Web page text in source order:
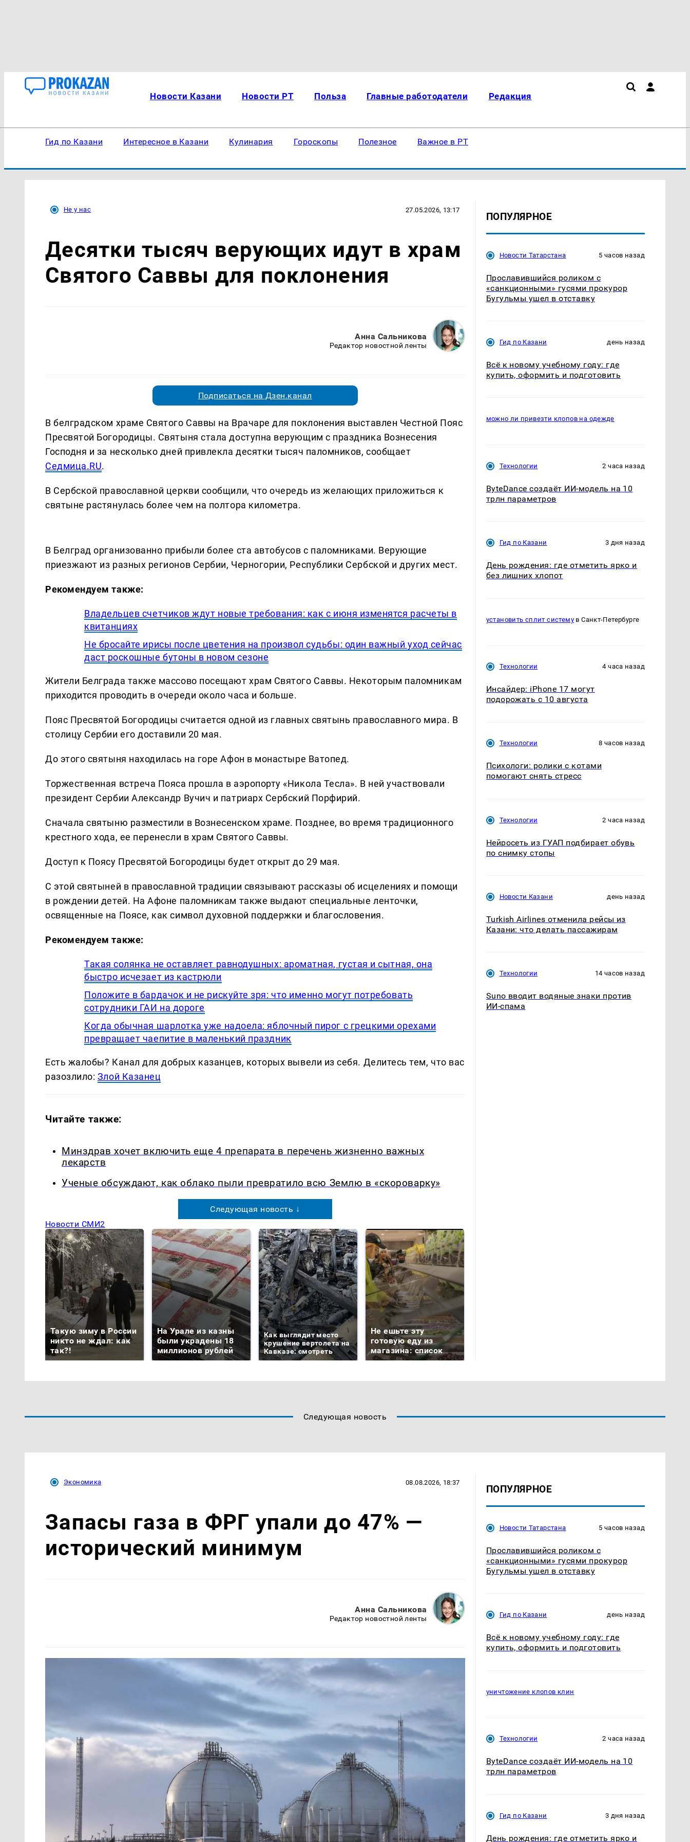
Новости Казани Новости РТ Польза Главные работодатели Редакция
Гид по Казани Интересное в Казани Кулинария Гороскопы Полезное Важное в РТ
Не у нас 27.05.2026, 13:17
Десятки тысяч верующих идут в храм
Святого Саввы для поклонения
Анна Сальникова
Редактор новостной ленты
Подписаться на Дзен.канал
В белградском храме Святого Саввы на Врачаре для поклонения выставлен Честной Пояс
Пресвятой Богородицы. Святыня стала доступна верующим с праздника Вознесения
Господня и за несколько дней привлекла десятки тысяч паломников, сообщает
Седмица.RU.
В Сербской православной церкви сообщили, что очередь из желающих приложиться к
святыне растянулась более чем на полтора километра.
В Белград организованно прибыли более ста автобусов с паломниками. Верующие
приезжают из разных регионов Сербии, Черногории, Республики Сербской и других мест.
Рекомендуем также:
Владельцев счетчиков ждут новые требования: как с июня изменятся расчеты в
квитанциях
Не бросайте ирисы после цветения на произвол судьбы: один важный уход сейчас
даст роскошные бутоны в новом сезоне
Жители Белграда также массово посещают храм Святого Саввы. Некоторым паломникам
приходится проводить в очереди около часа и больше.
Пояс Пресвятой Богородицы считается одной из главных святынь православного мира. В
столицу Сербии его доставили 20 мая.
До этого святыня находилась на горе Афон в монастыре Ватопед.
Торжественная встреча Пояса прошла в аэропорту «Никола Тесла». В ней участвовали
президент Сербии Александр Вучич и патриарх Сербский Порфирий.
Сначала святыню разместили в Вознесенском храме. Позднее, во время традиционного
крестного хода, ее перенесли в храм Святого Саввы.
Доступ к Поясу Пресвятой Богородицы будет открыт до 29 мая.
С этой святыней в православной традиции связывают рассказы об исцелениях и помощи
в рождении детей. На Афоне паломникам также выдают специальные ленточки,
освященные на Поясе, как символ духовной поддержки и благословения.
Рекомендуем также:
Такая солянка не оставляет равнодушных: ароматная, густая и сытная, она
быстро исчезает из кастрюли
Положите в бардачок и не рискуйте зря: что именно могут потребовать
сотрудники ГАИ на дороге
Когда обычная шарлотка уже надоела: яблочный пирог с грецкими орехами
превращает чаепитие в маленький праздник
Есть жалобы? Канал для добрых казанцев, которых вывели из себя. Делитеcь тем, что вас
разозлило: Злой Казанец
Читайте также:
Минздрав хочет включить еще 4 препарата в перечень жизненно важных
лекарств
Ученые обсуждают, как облако пыли превратило всю Землю в «скороварку»
Следующая новость ↓
Новости СМИ2
Такую зиму в России
никто не ждал: как
так?!
На Урале из казны
были украдены 18
миллионов рублей
Как выглядит место
крушение вертолета на
Кавказе: смотреть
Не ешьте эту
готовую еду из
магазина: список
ПОПУЛЯРНОЕ
Новости Татарстана 5 часов назад
Прославившийся роликом с
«санкционными» гусями прокурор
Бугульмы ушел в отставку
Гид по Казани день назад
Всё к новому учебному году: где
купить, оформить и подготовить
можно ли привезти клопов на одежде
Технологии 2 часа назад
ByteDance создаёт ИИ-модель на 10
трлн параметров
Гид по Казани 3 дня назад
День рождения: где отметить ярко и
без лишних хлопот
установить сплит системув Санкт-Петербурге
Технологии 4 часа назад
Инсайдер: iPhone 17 могут
подорожать с 10 августа
Технологии 8 часов назад
Психологи: ролики с котами
помогают снять стресс
Технологии 2 часа назад
Нейросеть из ГУАП подбирает обувь
по снимку стопы
Новости Казани день назад
Turkish Airlines отменила рейсы из
Казани: что делать пассажирам
Технологии 14 часов назад
Suno вводит водяные знаки против
ИИ-спама
Следующая новость
Экономика 08.08.2026, 18:37
Запасы газа в ФРГ упали до 47% —
исторический минимум
Анна Сальникова
Редактор новостной ленты
ПОПУЛЯРНОЕ
Новости Татарстана 5 часов назад
Прославившийся роликом с
«санкционными» гусями прокурор
Бугульмы ушел в отставку
Гид по Казани день назад
Всё к новому учебному году: где
купить, оформить и подготовить
уничтожение клопов клин
Технологии 2 часа назад
ByteDance создаёт ИИ-модель на 10
трлн параметров
Гид по Казани 3 дня назад
День рождения: где отметить ярко и